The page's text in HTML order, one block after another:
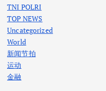
TNI POLRI
TOP NEWS
Uncategorized
World
新闻节拍
运动
金融